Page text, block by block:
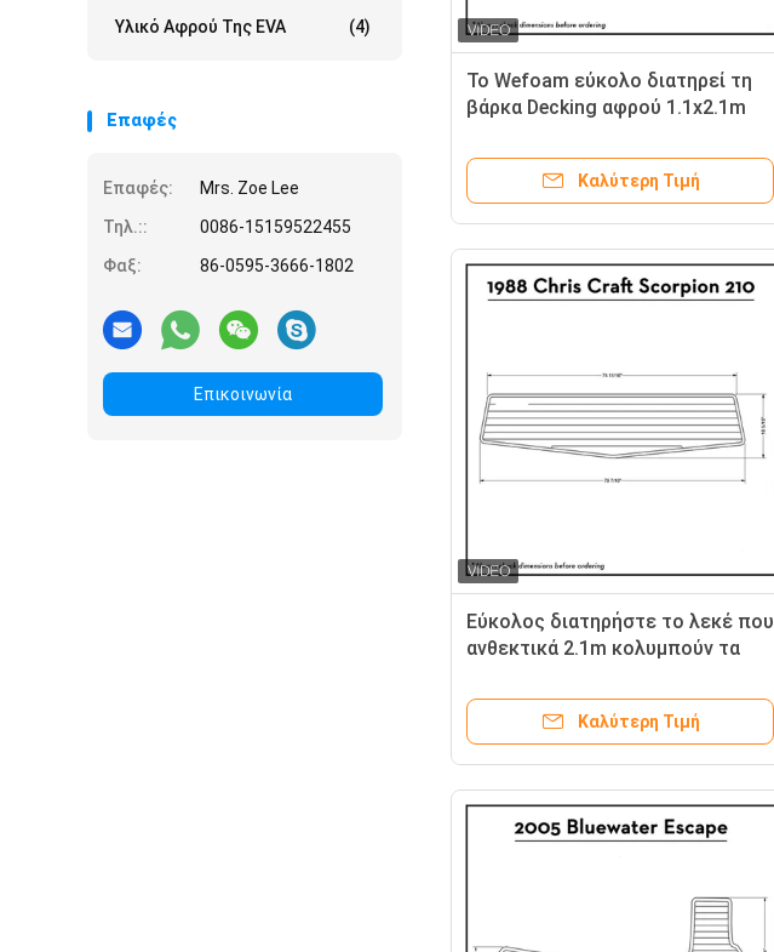
Υλικό Αφρού Της EVA (4)
Επαφές
Επαφές:
Mrs. Zoe Lee
Τηλ.::
0086-15159522455
Φαξ:
86-0595-3666-1802
Επικοινωνία
Το Wefoam εύκολο διατηρεί τη
βάρκα Decking αφρού 1.1x2.1m
Καλύτερη Τιμή
Εύκολος διατηρήστε το λεκέ που
ανθεκτικά 2.1m κολυμπούν τα
Καλύτερη Τιμή